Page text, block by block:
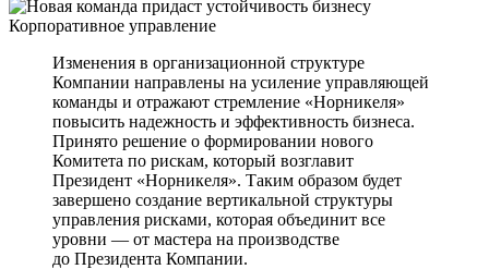
Корпоративное управление
Изменения в организационной структуре
Компании направлены на усиление управляющей
команды и отражают стремление «Норникеля»
повысить надежность и эффективность бизнеса.
Принято решение о формировании нового
Комитета по рискам, который возглавит
Президент «Норникеля». Таким образом будет
завершено создание вертикальной структуры
управления рисками, которая объединит все
уровни — от мастера на производстве
до Президента Компании.